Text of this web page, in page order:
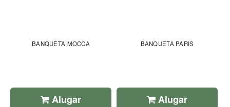
BANQUETA MOCCA
Alugar
BANQUETA PARIS
Alugar